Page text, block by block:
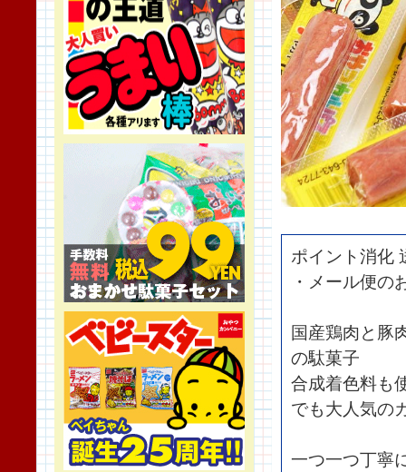
ポイント消化
・メール便の
国産鶏肉と豚
の駄菓子
合成着色料も
でも大人気の
一つ一つ丁寧